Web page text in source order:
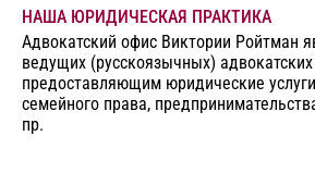
НАША ЮРИДИЧЕСКАЯ ПРАКТИКА
Адвокатский офис Виктории Ройтман
ведущих (русскоязычных)
предоставляющим юридические
семейного права,
пр.